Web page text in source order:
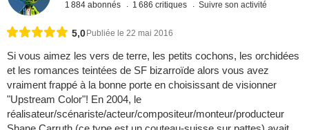
1 884 abonnés 1 686 critiques Suivre son activité
5,0 Publiée le 22 mai 2016
Si vous aimez les vers de terre, les petits cochons, les orchidées
et les romances teintées de SF bizarroïde alors vous avez
vraiment frappé à la bonne porte en choisissant de visionner
"Upstream Color"! En 2004, le
réalisateur/scénariste/acteur/compositeur/monteur/producteur